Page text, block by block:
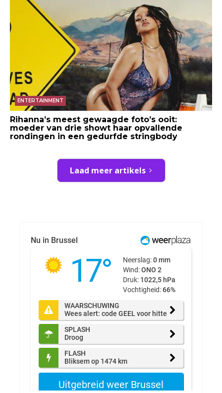
ENTERTAINMENT
Rihanna’s meest gewaagde foto’s ooit:
moeder van drie showt haar opvallende
rondingen in een gedurfde stringbody
Laad meer artikels